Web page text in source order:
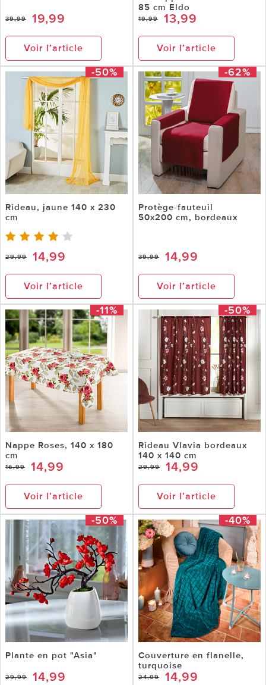
39,99 19,99
Voir l’article
85 cm Eldo
19,99 13,99
Voir l’article
-50%
Rideau, jaune 140 x 230
cm
29,99 14,99
Voir l’article
-62%
Protège-fauteuil
50x200 cm, bordeaux
39,99 14,99
Voir l’article
-11%
Nappe Roses, 140 x 180
cm
16,99 14,99
Voir l’article
-50%
Rideau Vlavia bordeaux
140 x 140 cm
29,99 14,99
Voir l’article
-50%
Plante en pot "Asia"
29,99 14,99
-40%
Couverture en flanelle,
turquoise
24,99 14,99